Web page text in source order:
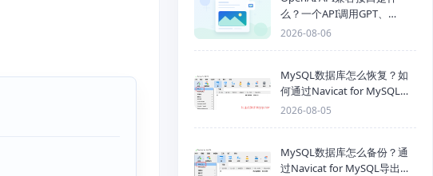
么？一个API调用GPT、
Claude、Gemini、DeepSeek
2026-08-06
MySQL数据库怎么恢复？如
何通过Navicat for MySQL导
入SQL备份文件
2026-08-05
MySQL数据库怎么备份？通
过Navicat for MySQL导出